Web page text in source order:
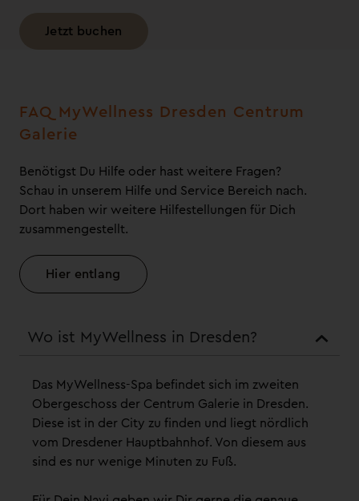
Jetzt buchen
FAQ MyWellness Dresden Centrum
Galerie
Benötigst Du Hilfe oder hast weitere Fragen?
Schau in unserem Hilfe und Service Bereich nach.
Dort haben wir weitere Hilfestellungen für Dich
zusammengestellt.
Hier entlang
Wo ist MyWellness in Dresden?
Das MyWellness-Spa befindet sich im zweiten
Obergeschoss der Centrum Galerie in Dresden.
Diese ist in der City zu finden und liegt nördlich
vom Dresdener Hauptbahnhof. Von diesem aus
sind es nur wenige Minuten zu Fuß.